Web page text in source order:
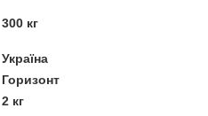
300 кг
Україна
Горизонт
2 кг